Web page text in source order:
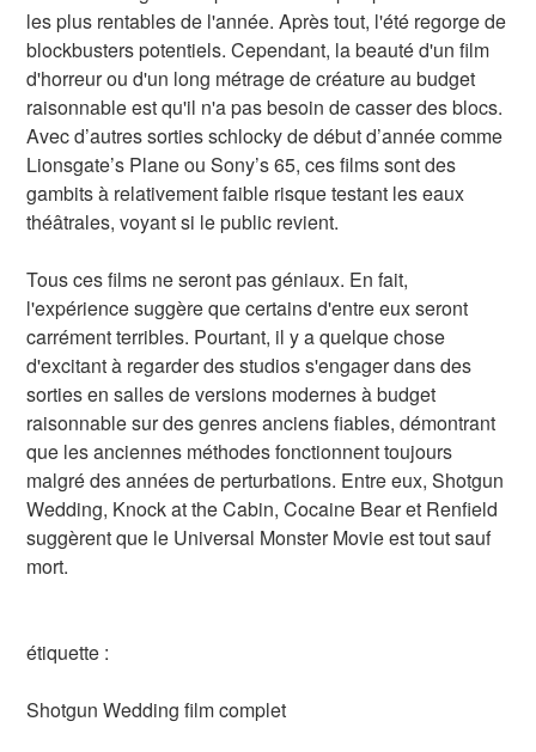
les plus rentables de l'année. Après tout, l'été regorge de
blockbusters potentiels. Cependant, la beauté d'un film
d'horreur ou d'un long métrage de créature au budget
raisonnable est qu'il n'a pas besoin de casser des blocs.
Avec d’autres sorties schlocky de début d’année comme
Lionsgate’s Plane ou Sony’s 65, ces films sont des
gambits à relativement faible risque testant les eaux
théâtrales, voyant si le public revient.
Tous ces films ne seront pas géniaux. En fait,
l'expérience suggère que certains d'entre eux seront
carrément terribles. Pourtant, il y a quelque chose
d'excitant à regarder des studios s'engager dans des
sorties en salles de versions modernes à budget
raisonnable sur des genres anciens fiables, démontrant
que les anciennes méthodes fonctionnent toujours
malgré des années de perturbations. Entre eux, Shotgun
Wedding, Knock at the Cabin, Cocaine Bear et Renfield
suggèrent que le Universal Monster Movie est tout sauf
mort.
étiquette :
Shotgun Wedding film complet